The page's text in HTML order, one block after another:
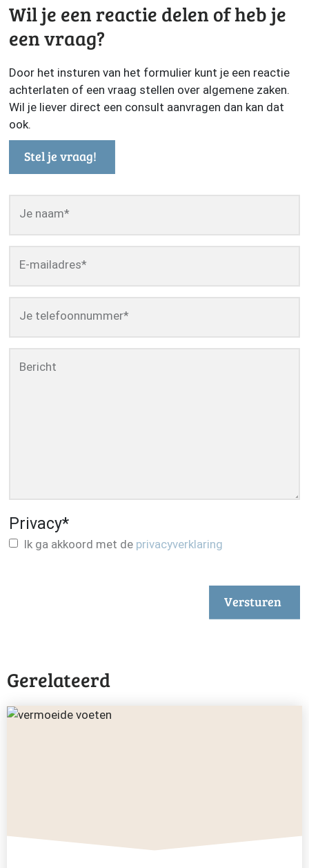
Wil je een reactie delen of heb je
een vraag?
Door het insturen van het formulier kunt je een reactie
achterlaten of een vraag stellen over algemene zaken.
Wil je liever direct een consult aanvragen dan kan dat
ook.
Stel je vraag!
Je naam*
E-mailadres*
Je telefoonnummer*
Bericht
Privacy*
Ik ga akkoord met de privacyverklaring
Versturen
Gerelateerd